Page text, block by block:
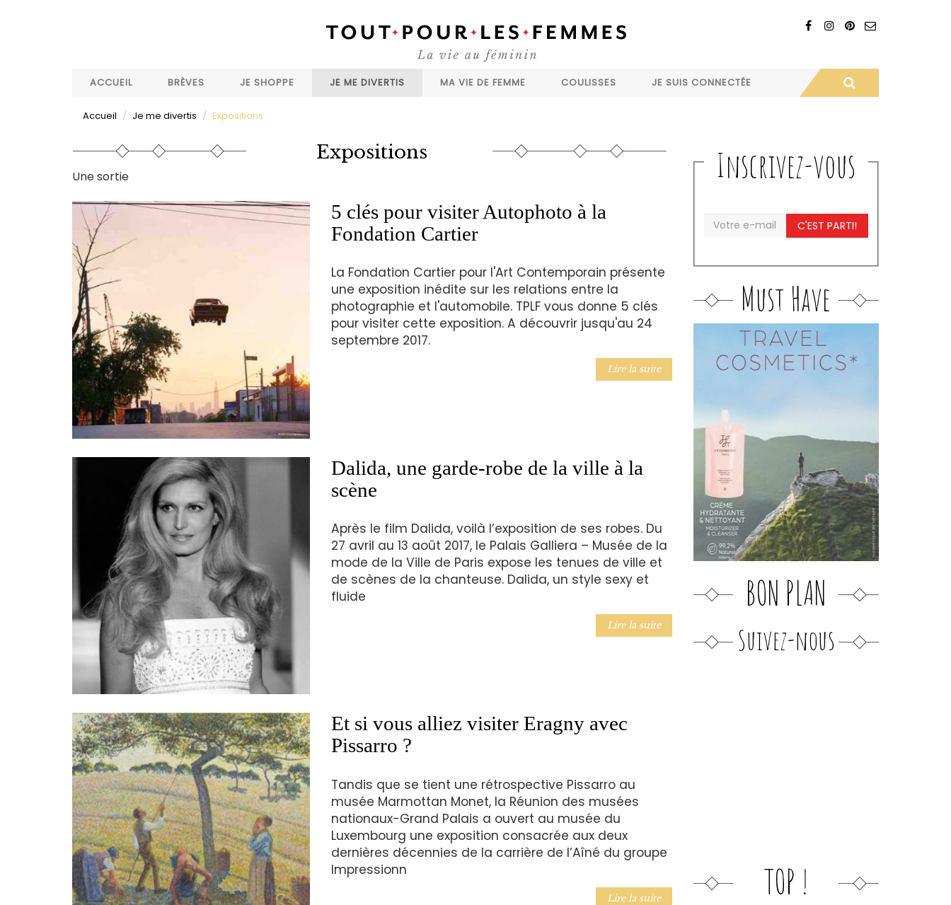
ACCUEIL
BRÈVES JE SHOPPE JE ME DIVERTIS MA VIE DE FEMME COULISSES JE SUIS CONNECTÉE
Accueil Je me divertis Expositions
Expositions
Une sortie
5 clés pour visiter Autophoto à la
Fondation Cartier
La Fondation Cartier pour l'Art Contemporain présente
une exposition inédite sur les relations entre la
photographie et l'automobile. TPLF vous donne 5 clés
pour visiter cette exposition. A découvrir jusqu'au 24
septembre 2017.
Lire la suite
Dalida, une garde-robe de la ville à la
scène
Après le film Dalida, voilà l’exposition de ses robes. Du
27 avril au 13 août 2017, le Palais Galliera – Musée de la
mode de la Ville de Paris expose les tenues de ville et
de scènes de la chanteuse. Dalida, un style sexy et
fluide
Lire la suite
Et si vous alliez visiter Eragny avec
Pissarro ?
Tandis que se tient une rétrospective Pissarro au
musée Marmottan Monet, la Réunion des musées
nationaux-Grand Palais a ouvert au musée du
Luxembourg une exposition consacrée aux deux
dernières décennies de la carrière de l’Aîné du groupe
Impressionn
Lire la suite
Inscrivez-vous
C'EST PARTI!
Must Have
BON PLAN
Suivez-nous
TOP !